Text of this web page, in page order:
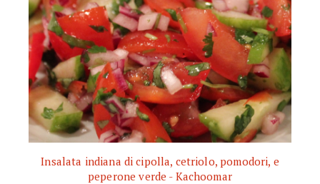
Insalata indiana di cipolla, cetriolo, pomodori, e
peperone verde - Kachoomar